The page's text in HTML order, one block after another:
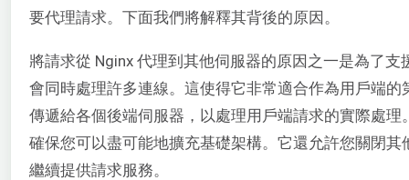
要代理請求。下面我們將解釋其背後的原因。
將請求從 Nginx 代理到其他伺服器的原因之一是為了
會同時處理許多連線。這使得它非常適合作為用戶端
傳遞給各個後端伺服器，以處理用戶端請求的實際處
確保您可以盡可能地擴充基礎架構。它還允許您關閉
繼續提供請求服務。